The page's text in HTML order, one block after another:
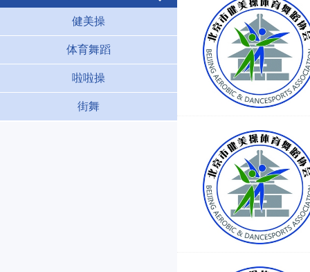
健美操
体育舞蹈
啦啦操
街舞